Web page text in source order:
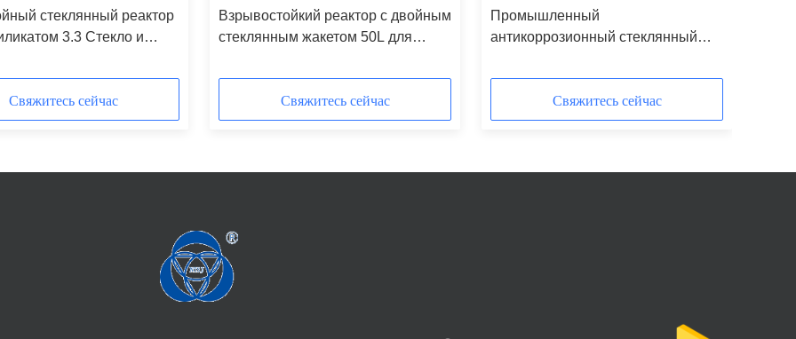
стеклянный реактор
3.3 Стекло и
использования
Свяжитесь сейчас
Взрывостойкий реактор с двойным
стеклянным жакетом 50L для
дистилляции
Свяжитесь сейчас
Промышленный
антикоррозионный стеклянный
для лабораторных и химических
примененийСвяжитесь сейчас